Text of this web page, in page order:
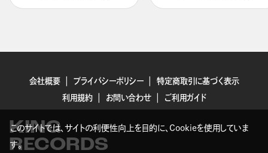
会社概要 プライバシーポリシー
特定商取引に基づく表示
利用規約
お問い合わせ ご利用ガイド
KING
RECORDS
このサイトでは、サイトの利便性向上を目的に、Cookieを使用していま
す。